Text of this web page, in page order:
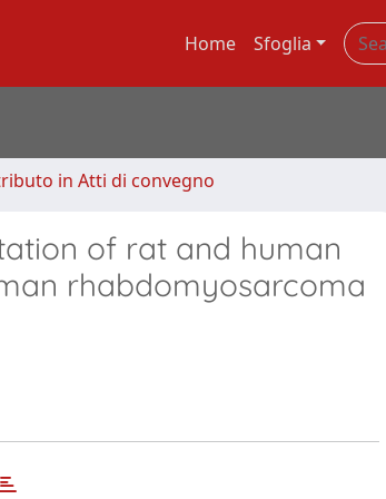
Home Sfoglia
in Atti di convegno
of rat and human
rhabdomyosarcoma